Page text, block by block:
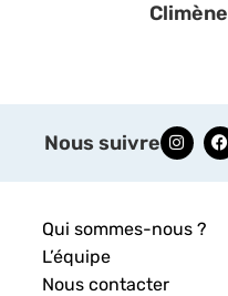
Climène
Nous suivre
Qui sommes-nous ?
L’équipe
Nous contacter